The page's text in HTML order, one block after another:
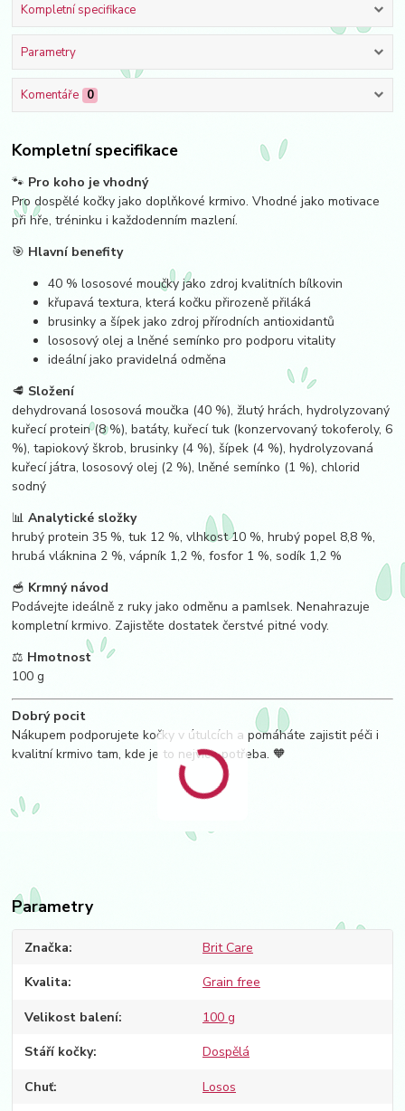
Kompletní specifikace
Parametry
Komentáře 0
Kompletní specifikace
🐾 Pro koho je vhodný
Pro dospělé kočky jako doplňkové krmivo. Vhodné jako motivace
při hře, tréninku i každodenním mazlení.
🎯 Hlavní benefity
40 % lososové moučky jako zdroj kvalitních bílkovin
křupavá textura, která kočku přirozeně přiláká
brusinky a šípek jako zdroj přírodních antioxidantů
lososový olej a lněné semínko pro podporu vitality
ideální jako pravidelná odměna
🥩 Složení
dehydrovaná lososová moučka (40 %), žlutý hrách, hydrolyzovaný
kuřecí protein (8 %), batáty, kuřecí tuk (konzervovaný tokoferoly, 6
%), tapiokový škrob, brusinky (4 %), šípek (4 %), hydrolyzovaná
kuřecí játra, lososový olej (2 %), lněné semínko (1 %), chlorid
sodný
📊Analytické složky
hrubý protein 35 %, tuk 12 %, vlhkost 10 %, hrubý popel 8,8 %,
hrubá vláknina 2 %, vápník 1,2 %, fosfor 1 %, sodík 1,2 %
🥣 Krmný návod
Podávejte ideálně z ruky jako odměnu a pamlsek. Nenahrazuje
kompletní krmivo. Zajistěte dostatek čerstvé pitné vody.
⚖️ Hmotnost
100 g
Dobrý pocit
Nákupem podporujete kočky v útulcích a pomáháte zajistit péči i
kvalitní krmivo tam, kde je to nejvíce potřeba. 🧡
Parametry
Značka Brit Care
Kvalita Grain free
Velikost balení 100 g
Stáří kočky Dospělá
Chuť Losos